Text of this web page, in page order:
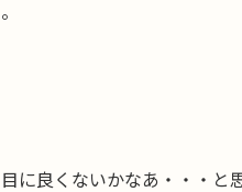
に良くないかなあ・・・と